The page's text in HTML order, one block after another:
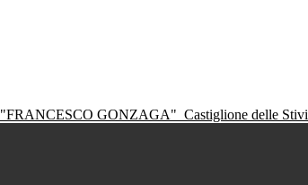
"FRANCESCO GONZAGA" Castiglione delle